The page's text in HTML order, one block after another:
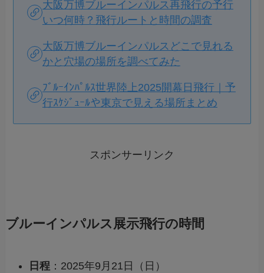
大阪万博ブルーインパルス再飛行の予行
いつ何時？飛行ルートと時間の調査
大阪万博ブルーインパルスどこで見れる
かと穴場の場所を調べてみた
ﾌﾞﾙｰｲﾝﾊﾟﾙｽ世界陸上2025開幕日飛行｜予
行ｽｹｼﾞｭｰﾙや東京で見える場所まとめ
スポンサーリンク
ブルーインパルス展示飛行の時間
日程 ：2025年9月21日（日）